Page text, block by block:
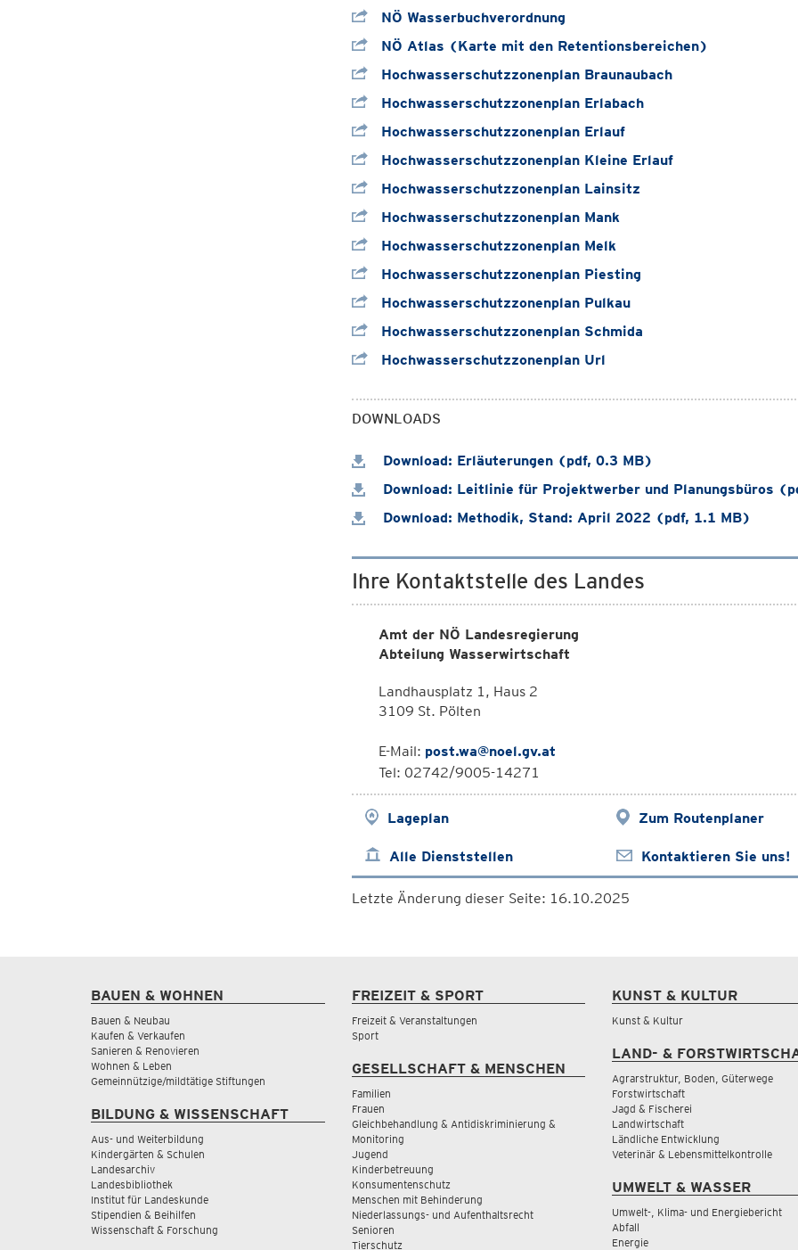
NÖ Wasserbuchverordnung
NÖ Atlas (Karte mit den Retentionsbereichen)
Hochwasserschutzzonenplan Braunaubach
Hochwasserschutzzonenplan Erlabach
Hochwasserschutzzonenplan Erlauf
Hochwasserschutzzonenplan Kleine Erlauf
Hochwasserschutzzonenplan Lainsitz
Hochwasserschutzzonenplan Mank
Hochwasserschutzzonenplan Melk
Hochwasserschutzzonenplan Piesting
Hochwasserschutzzonenplan Pulkau
Hochwasserschutzzonenplan Schmida
Hochwasserschutzzonenplan Url
DOWNLOADS
Download: Erläuterungen (pdf, 0.3 MB)
Download: Leitlinie für Projektwerber und Planungsbüros
Download: Methodik, Stand: April 2022 (pdf, 1.1 MB)
Ihre Kontaktstelle des Landes
Amt der NÖ Landesregierung
Abteilung Wasserwirtschaft
Landhausplatz 1, Haus 2
3109 St. Pölten
E-Mail: post.wa@noel.gv.at
Tel: 02742/9005-14271
Lageplan Zum Routenplaner
Alle Dienststellen Kontaktieren Sie uns!
Letzte Änderung dieser Seite: 16.10.2025
BAUEN & WOHNEN
Bauen & Neubau
Kaufen & Verkaufen
Sanieren & Renovieren
Wohnen & Leben
Gemeinnützige/mildtätige Stiftungen
BILDUNG & WISSENSCHAFT
Aus- und Weiterbildung
Kindergärten & Schulen
Landesarchiv
Landesbibliothek
Institut für Landeskunde
Stipendien & Beihilfen
Wissenschaft & Forschung
FREIZEIT & SPORT
Freizeit & Veranstaltungen
Sport
GESELLSCHAFT & MENSCHEN
Familien
Frauen
Gleichbehandlung & Antidiskriminierung &
Monitoring
Jugend
Kinderbetreuung
Konsumentenschutz
Menschen mit Behinderung
Niederlassungs- und Aufenthaltsrecht
Senioren
Tierschutz
KUNST & KULTUR
Kunst & Kultur
LAND- &
Agrarstruktur, Boden, Güterwege
Forstwirtschaft
Jagd & Fischerei
Landwirtschaft
Ländliche Entwicklung
Veterinär & Lebensmittelkontrolle
UMWELT & WASSER
Umwelt-, Klima- und Energiebericht
Abfall
Energie